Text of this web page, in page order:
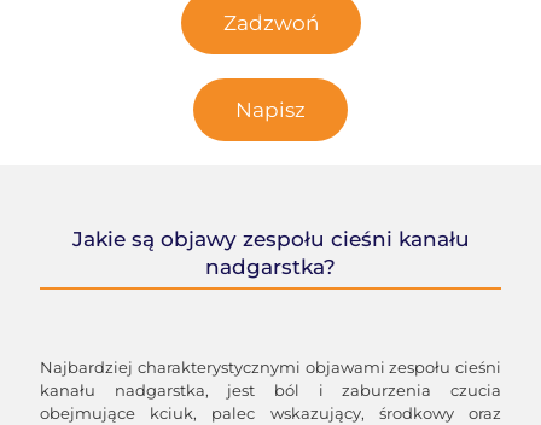
Zadzwoń
Napisz
Jakie są objawy zespołu cieśni kanału
nadgarstka?
Najbardziej charakterystycznymi objawami zespołu cieśni
kanału nadgarstka, jest ból i zaburzenia czucia
obejmujące kciuk, palec wskazujący, środkowy oraz